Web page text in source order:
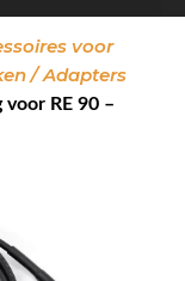
voor
/ Adapters
RE 90 –